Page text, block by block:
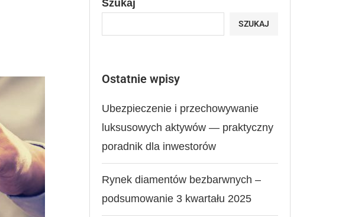
Szukaj
SZUKAJ
Ostatnie wpisy
Ubezpieczenie i przechowywanie
luksusowych aktywów — praktyczny
poradnik dla inwestorów
Rynek diamentów bezbarwnych –
podsumowanie 3 kwartału 2025